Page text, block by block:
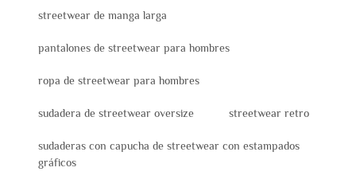
streetwear de manga larga
pantalones de streetwear para hombres
ropa de streetwear para hombres
sudadera de streetwear oversize streetwear retro
sudaderas con capucha de streetwear con estampados
gráficos